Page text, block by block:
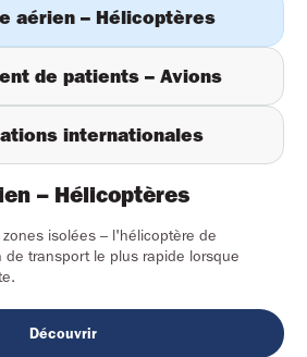
aérien – Hélicoptères
de patients – Avions
internationales
– Hélicoptères
isolées – l'hélicoptère de
de transport le plus rapide lorsque
Découvrir